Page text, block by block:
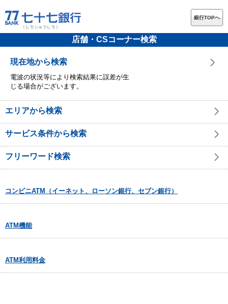
銀行TOPへ
店舗・CSコーナー検索
現在地から検索
電波の状況等により検索結果に誤差が生
じる場合がございます。
エリアから検索
サービス条件から検索
フリーワード検索
コンビニATM（イーネット、ローソン銀行、セブン銀行）
ATM機能
ATM利用料金